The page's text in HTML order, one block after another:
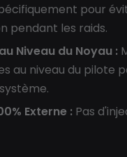
pour
pendant les raids.
Niveau du Noyau :
au niveau du pilote
Externe : Pas